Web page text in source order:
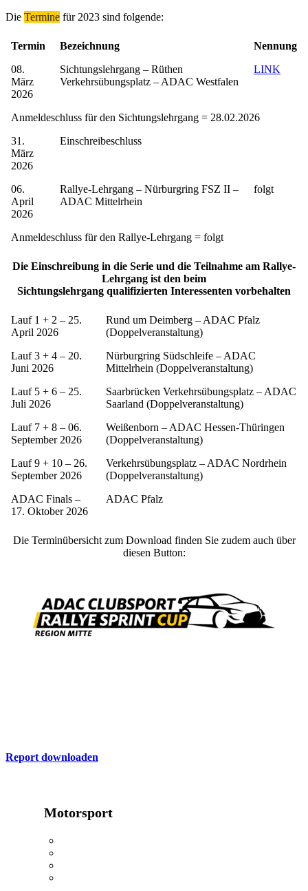
Die Termine für 2023 sind folgende:
Termin Bezeichnung
Nennung
08.
März
2026
Sichtungslehrgang – Rüthen
Verkehrsübungsplatz – ADAC Westfalen
LINK
Anmeldeschluss für den Sichtungslehrgang = 28.02.2026
31.
März
2026
Einschreibeschluss
06.
April
2026
Rallye-Lehrgang – Nürburgring FSZ II –
ADAC Mittelrhein
folgt
Anmeldeschluss für den Rallye-Lehrgang = folgt
Die Einschreibung in die Serie und die Teilnahme am Rallye-
Lehrgang ist den beim
Sichtungslehrgang qualifizierten Interessenten vorbehalten
Lauf 1 + 2 – 25.
April 2026
Rund um Deimberg – ADAC Pfalz
(Doppelveranstaltung)
Lauf 3 + 4 – 20.
Juni 2026
Nürburgring Südschleife – ADAC
Mittelrhein (Doppelveranstaltung)
Lauf 5 + 6 – 25.
Juli 2026
Saarbrücken Verkehrsübungsplatz – ADAC
Saarland (Doppelveranstaltung)
Lauf 7 + 8 – 06.
September 2026
Weißenborn – ADAC Hessen-Thüringen
(Doppelveranstaltung)
Lauf 9 + 10 – 26.
September 2026
Verkehrsübungsplatz – ADAC Nordrhein
(Doppelveranstaltung)
ADAC Finals –
17. Oktober 2026
ADAC Pfalz
Die Terminübersicht zum Download finden Sie zudem auch über
diesen Button:
Report downloaden
Motorsport